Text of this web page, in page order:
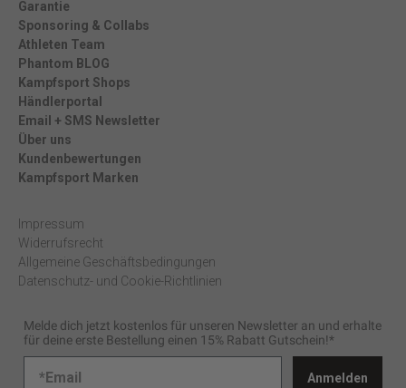
Garantie
Sponsoring & Collabs
Athleten Team
Phantom BLOG
Kampfsport Shops
Händlerportal
Email + SMS Newsletter
Über uns
Kundenbewertungen
Kampfsport Marken
Impressum
Widerrufsrecht
Allgemeine Geschäftsbedingungen
Datenschutz- und Cookie-Richtlinien
Melde dich jetzt kostenlos für unseren Newsletter an und erhalte
für deine erste Bestellung einen 15% Rabatt Gutschein!*
Anmelden